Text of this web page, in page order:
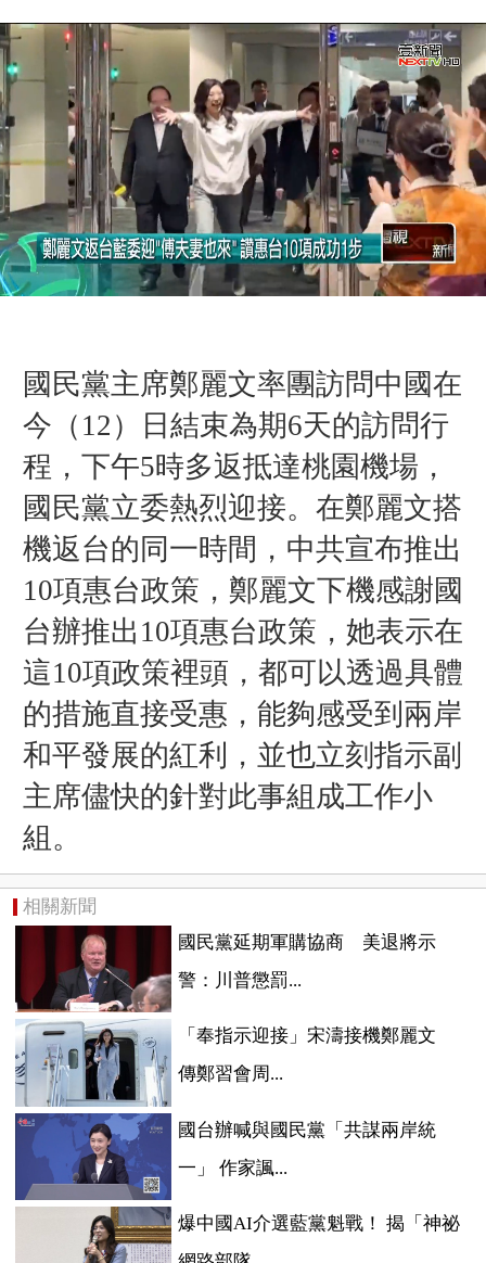
國民黨主席鄭麗文率團訪問中國在
今（12）日結束為期6天的訪問行
程，下午5時多返抵達桃園機場，
國民黨立委熱烈迎接。在鄭麗文搭
機返台的同一時間， 中共宣布推出
10項惠台政策， 鄭麗文下機感謝國
台辦推出10項惠台政策，她表示在
這10項政策裡頭， 都可以透過具體
的措施直接受惠， 能夠感受到 兩岸
和平發展的紅利，並也立刻指示副
主席儘快的針對此事組成工作小
組。
相關新聞
國民黨延期軍購協商 美退將示
警：川普懲罰...
「奉指示迎接」宋濤接機鄭麗文
傳鄭習會周...
國台辦喊與國民黨「共謀兩岸統
一」 作家諷...
爆中國AI介選藍黨魁戰！ 揭「神祕